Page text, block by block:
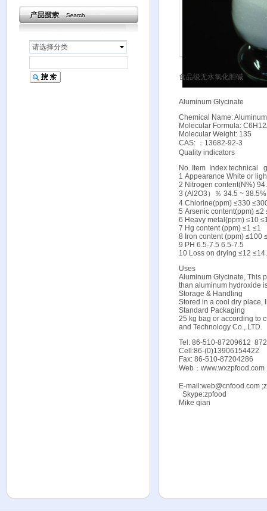
请选择分类
食品级无水氯化胆碱
Aluminum Glycinate
Chemical Name:
Molecular Formula:
Molecular Weight: 135
CAS: ：13682-92-3
Quality indicators
No. Item Index technical
1 Appearance White or
2 Nitrogen content(N%)
3 (Al2O3）％ 34.5 ~
4 Chlorine(ppm) ≤330
5 Arsenic content(ppm) ≤2
6 Heavy metal(ppm) ≤10
7 Hg content (ppm) ≤1 ≤1
8 Iron content (ppm) ≤100
9 PH 6.5-7.5 6.5-7.5
10 Loss on drying ≤12
Uses
Aluminum Glycinate, This
than aluminum hydroxide
Storage & Handling
Stored in a cool dry place,
Standard Packaging
25 kg bag or according to
and Technology Co., LTD.
Tel: 86-510-87209612
Cell:86-(0)13906154422
Fax: 86-510-87204286
Web： www.wxzpfood.com
E-mail:web@cnfood.com
Skype:zpfood
Mike qian